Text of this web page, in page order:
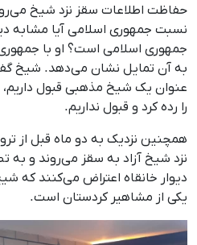
حفاظت اطلاعات سقز نزد شیخ
نسبت جمهوری اسلامی آیا مشابه
جمهوری اسلامی است؟ او با
به آن تمایل نشان می‌دهد. شیخ
‌عنوان یک شیخ مذهبی قبول داریم،
را رده کرد و قبول نداریم.
همچنین نزدیک به دو ماه قبل از
نزد شیخ آزاد به سقز می‌روند و به
دیوار خانقاه اعتراض می‌کنند که
یکی از مشاهیر کردستان است.